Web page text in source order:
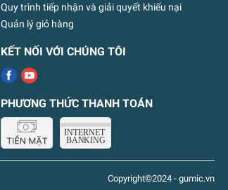
Quy trình tiếp nhận và giải quyết khiếu nại
Quản lý giỏ hàng
KẾT NỐI VỚI CHÚNG TÔI
PHƯƠNG THỨC THANH TOÁN
Copyright©2024 - gumic.vn